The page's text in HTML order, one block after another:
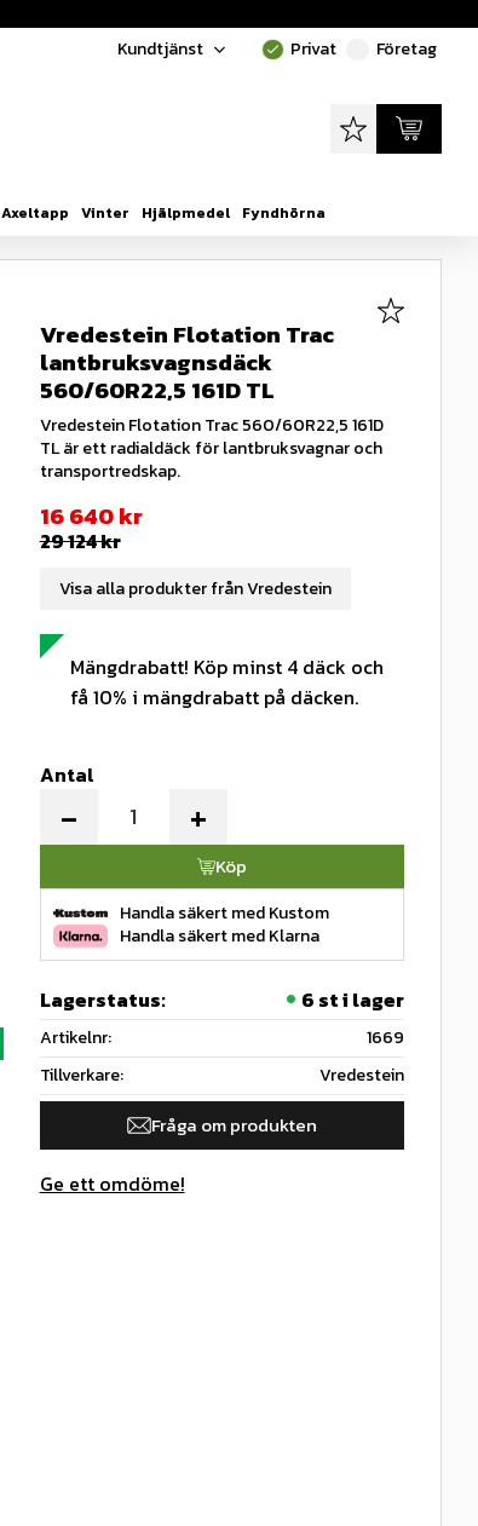
Kundtjänst done Privat Företag
Favoriter
Kundvagn
Axeltapp Vinter Hjälpmedel Fyndhörna
Vredestein Flotation Trac
lantbruksvagnsdäck
560/60R22,5 161D TL
Vredestein Flotation Trac 560/60R22,5 161D
TL är ett radialdäck för lantbruksvagnar och
transportredskap.
Mängdrabatt! Köp minst 4 däck och
få 10% i mängdrabatt på däcken.
Nedsatt pris:
16 640kr
Ordinarie pris:
29 124kr
Antal
+
-
Köp
Handla säkert med Kustom
Handla säkert med Klarna
Lägg till
Lagerstatus 6 st i lager
Artikelnr
1669
Tillverkare
Vredestein
Fråga om produkten
Visa alla produkter från Vredestein
Ge ett omdöme!